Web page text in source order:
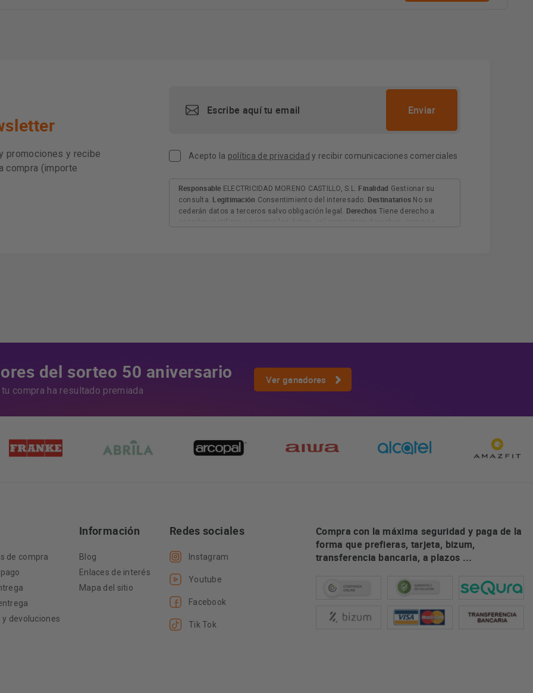
promociones y recibe
compra (importe
Acepto la política de privacidad y recibir comunicaciones comerciales
Responsable ELECTRICIDAD MORENO CASTILLO, S.L. Finalidad Gestionar su
consulta. Legitimación Consentimiento del interesado. Destinatarios No se
cederán datos a terceros salvo obligación legal. Derechos Tiene derecho a
del sorteo 50 aniversario
compra ha resultado premiada
Ver ganadores
de compra
y devoluciones
Información
Blog
Enlaces de interés
Mapa del sitio
Redes sociales
Instagram
Youtube
Facebook
Tik Tok
Compra con la máxima seguridad y paga de la
forma que prefieras, tarjeta, bizum,
transferencia bancaria, a plazos ...